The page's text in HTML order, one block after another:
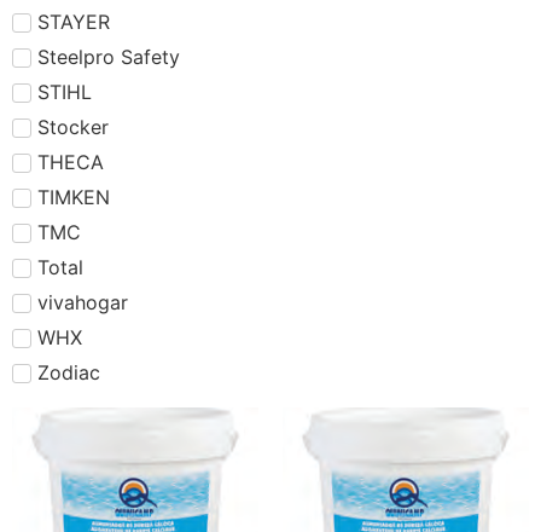
STAYER
Steelpro Safety
STIHL
Stocker
THECA
TIMKEN
TMC
Total
vivahogar
WHX
Zodiac